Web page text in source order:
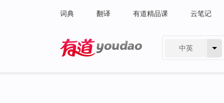
词典 翻译 有道精品课 云笔记
中英